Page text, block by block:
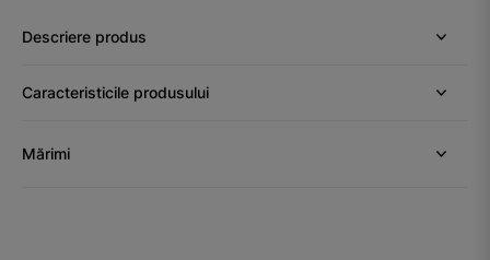
Descriere produs
Caracteristicile produsului
Mărimi